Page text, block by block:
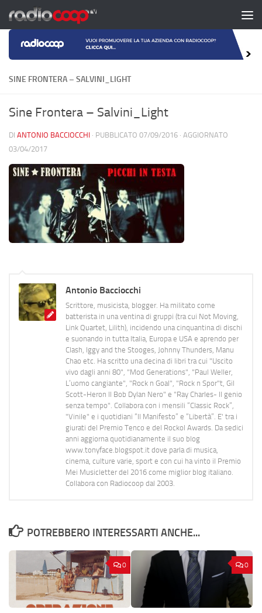
Salta al contenuto
SINE FRONTERA – SALVINI_LIGHT
Sine Frontera – Salvini_Light
DI ANTONIO BACCIOCCHI · PUBBLICATO 07/09/2016 · AGGIORNATO
03/04/2017
Antonio Bacciocchi
Scrittore, musicista, blogger. Ha militato come
batterista in una ventina di gruppi (tra cui Not Moving,
Link Quartet, Lilith), incidendo una cinquantina di dischi
e suonando in tutta Italia, Europa e USA e aprendo per
Clash, Iggy and the Stooges, Johnny Thunders, Manu
Chao etc. Ha scritto una decina di libri tra cui "Uscito
vivo dagli anni 80", "Mod Generations", "Paul Weller,
L’uomo cangiante", "Rock n Goal", "Rock n Spor"t, Gil
Scott-Heron Il Bob Dylan Nero" e "Ray Charles- Il genio
senza tempo". Collabora con i mensili “Classic Rock”,
"Vinile" e i quotidiani “Il Manifesto” e “Libertà”. E' tra i
giurati del Premio Tenco e del Rockol Awards. Da sedici
anni aggiorna quotidianamente il suo blog
www.tonyface.blogspot.it dove parla di musica,
cinema, culture varie, sport e con cui ha vinto il Premio
Mei Musicletter del 2016 come miglior blog italiano.
Collabora con Radiocoop dal 2003.
POTREBBERO INTERESSARTI ANCHE...
0 0